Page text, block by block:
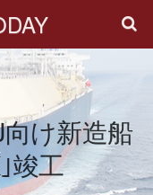
け新造船
竣工